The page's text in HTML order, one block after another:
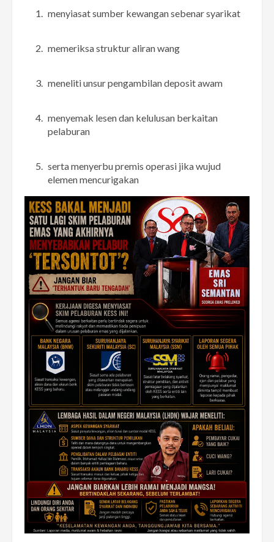
menyiasat sumber kewangan sebenar syarikat
memeriksa struktur aliran wang
meneliti unsur pengambilan deposit awam
menyemak lesen dan kelulusan berkaitan
pelaburan
serta menyerbu premis operasi jika wujud
elemen mencurigakan